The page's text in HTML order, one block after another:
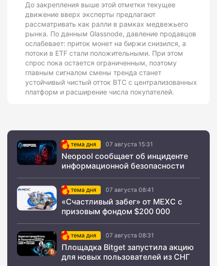
До закрепления выше этой отметки текущее
движение вверх эксперты предлагают
рассматривать как ралли в рамках медвежьего
рынка. По данным Glassnode, давление продавцов
ослабевает: приток монет на биржи снизился, а
потоки в ETF стали положительными. При этом
спрос пока остается ограниченным, поэтому
главным сигналом смены тренда станет
устойчивый чистый отток BTC с централизованных
платформ и расширение числа покупателей.
тема дня 07 августа 15:31
Neopool сообщает об инциденте
информационной безопасности
тема дня 07 августа 08:41
«Счастливый забег» от MEXC с
призовым фондом $200 000
тема дня 07 августа 08:31
Площадка Bitget запустила акцию
для новых пользователей из СНГ